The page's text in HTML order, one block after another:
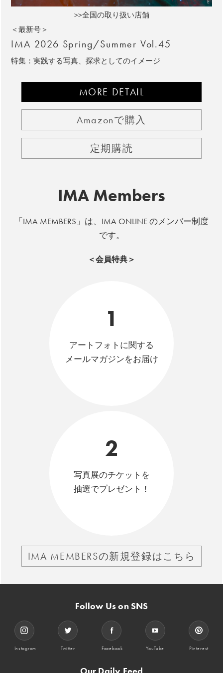
>>全国の取り扱い店舗
＜最新号＞
IMA 2026 Spring/Summer Vol.45
特集：実践する写真、探求としてのイメージ
MORE DETAIL
Amazonで購入
定期購読
IMA Members
「IMA MEMBERS」は、IMA ONLINE のメンバー制度
です。
＜会員特典＞
1
アートフォトに関する
メールマガジンをお届け
2
写真展のチケットを
抽選でプレゼント！
IMA MEMBERSの新規登録はこちら
Follow Us on SNS
Instagram Twitter Facebook YouTube Pinterest
Our Daily Feed